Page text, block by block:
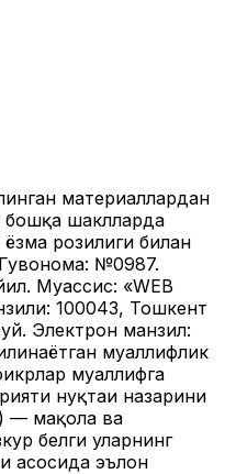
материаллардан
бошқа шаклларда
розилиги билан
№0987.
Муассис: «WEB
100043, Тошкент
Электрон манзил:
муаллифлик
муаллифга
нуқтаи назарини
— мақола ва
белги уларнинг
асосида эълон